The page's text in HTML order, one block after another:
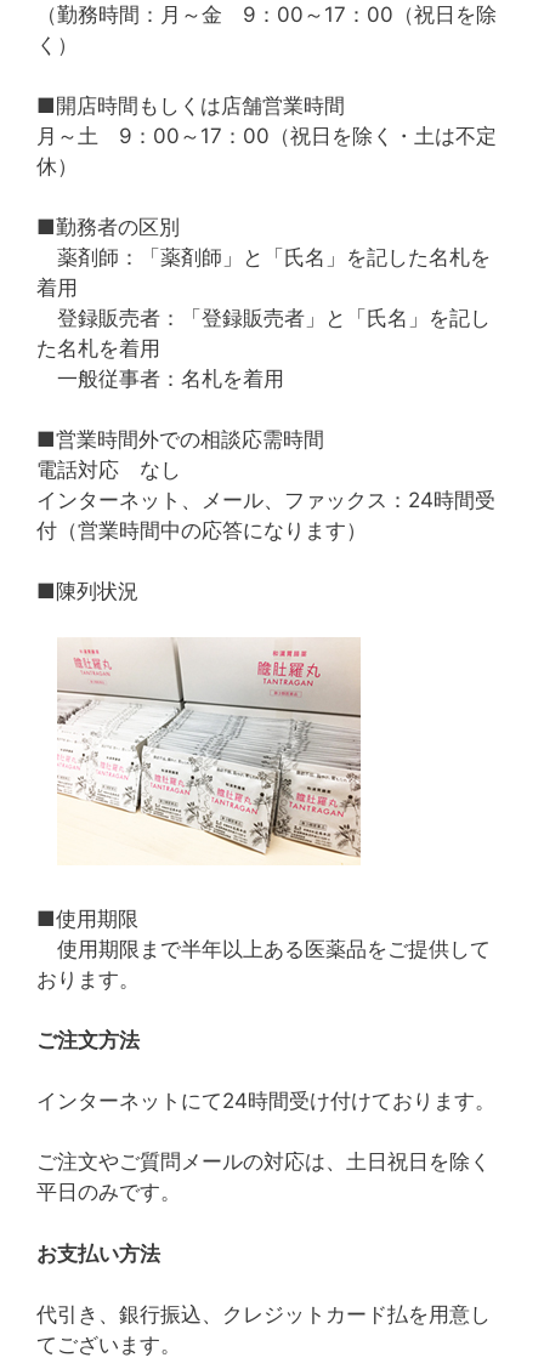
（勤務時間：月～金 9：00～17：00（祝日を除
く）
■開店時間もしくは店舗営業時間
月～土 9：00～17：00（祝日を除く・土は不定
休）
■勤務者の区別
薬剤師：「薬剤師」と「氏名」を記した名札を
着用
登録販売者：「登録販売者」と「氏名」を記し
た名札を着用
一般従事者：名札を着用
■営業時間外での相談応需時間
電話対応 なし
インターネット、メール、ファックス：24時間受
付（営業時間中の応答になります）
■陳列状況
■使用期限
使用期限まで半年以上ある医薬品をご提供して
おります。
ご注文方法
インターネットにて24時間受け付けております。
ご注文やご質問メールの対応は、土日祝日を除く
平日のみです。
お支払い方法
代引き、銀行振込、クレジットカード払を用意し
てございます。